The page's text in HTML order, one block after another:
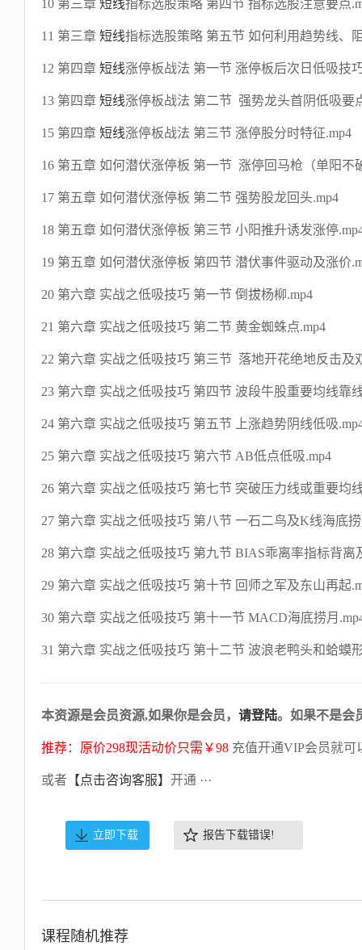
10 第三章 短线指标选股策略 第四节 指标选股注意要点
11 第三章 短线指标选股策略 第五节 如何利用趋势线、
12 第四章 短线涨停板战法 第一节 涨停板后次日低吸技
13 第四章 短线涨停板战法 第二节 强势龙头首阴低吸要
15 第四章 短线涨停板战法 第三节 涨停股分时特征.mp4
16 第五章 如何潜伏涨停板 第一节 涨停回马枪（单阳不
17 第五章 如何潜伏涨停板 第二节 强势股龙回头.mp4
18 第五章 如何潜伏涨停板 第三节 小阳推升诱发涨停
19 第五章 如何潜伏涨停板 第四节 潜伏事件驱动及涨价
20 第六章 实战之低吸技巧 第一节 倒拔杨柳.mp4
21 第六章 实战之低吸技巧 第二节 黄金蜘蛛点.mp4
22 第六章 实战之低吸技巧 第三节 落地开花绝地反击及
23 第六章 实战之低吸技巧 第四节 波段牛股重要均线靠
24 第六章 实战之低吸技巧 第五节 上涨趋势阴线低吸
25 第六章 实战之低吸技巧 第六节 AB低点低吸.mp4
26 第六章 实战之低吸技巧 第七节 突破压力线或重要均
27 第六章 实战之低吸技巧 第八节 一石二鸟及K线海底捞
28 第六章 实战之低吸技巧 第九节 BIAS乖离率指标背离
29 第六章 实战之低吸技巧 第十节 回师之军及东山再起
30 第六章 实战之低吸技巧 第十一节 MACD海底捞月
31 第六章 实战之低吸技巧 第十二节 波浪老鸭头和蛤蟆
本资源是会员资源,如果你是会员， 请登陆。如果不是会
推荐：原价298现活动价只需￥98 充值开通VIP会员就可
或者 【点击咨询客服】 开通 ···
立即下载 报告下载错误!
课程随机推荐